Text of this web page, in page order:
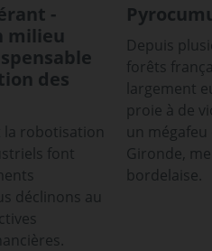
-
milieu
des
la robotisation
font
déclinons au
Depuis
forêts
largement
proie à de
un
Gironde,
bordelaise.